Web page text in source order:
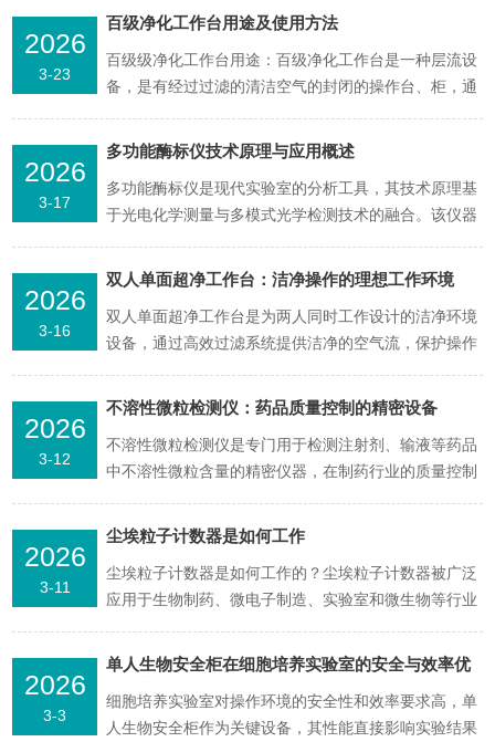
（200-1000nm）、荧光（激发/发射波长独立调节）、
化学发光（300-850nm）及时间分辨荧光等检测模式，
满足从分子到细胞水平的多样化分析需求。高通量分...
2026
3-23
百级净化工作台用途及使用方法
百级级净化工作台用途：百级净化工作台是一种层流设
备，是有经过过滤的清洁空气的封闭的操作台、柜，通
经广泛用于生物医学研究、制药、空间科学等需要洁净
空气的操作环境。通过过滤器的过滤，超净工作台能有
效地排除空气中悬浮粒子和细菌、霉菌的污染，使检验
操作的结果更...
2026
3-17
多功能酶标仪技术原理与应用概述
多功能酶标仪是现代实验室的分析工具，其技术原理基
于光电化学测量与多模式光学检测技术的融合。该仪器
光，经滤光片或光栅单色器分光后形成特定波长的单色
光，垂直照射微孔板中的样品。样品中的目标分子吸收
或激发荧光后，剩余光信号由光电检测器（如光电二极
管、光电倍增...
2026
3-16
双人单面超净工作台：洁净操作的理想工作环境
双人单面超净工作台是为两人同时工作设计的洁净环境
设备，通过高效过滤系统提供洁净的空气流，保护操作
装配等需要高度洁净环境的场合，这种工作台提供了理
想的操作平台。双人单面超净工作台的工作原理基于层
流净化技术。设备通过风机将室内空气吸入，经过预过
滤器去除较大...
2026
3-12
不溶性微粒检测仪：药品质量控制的精密设备
不溶性微粒检测仪是专门用于检测注射剂、输液等药品
中不溶性微粒含量的精密仪器，在制药行业的质量控制
够确保药品符合药典标准，保障用药安全。不溶性微粒
检测仪的工作原理基于光阻法或光散射法。光阻法通过
检测微粒通过光束时引起的光强变化进行计数和粒径测
量，具有原理...
2026
3-11
尘埃粒子计数器是如何工作
尘埃粒子计数器是如何工作的？尘埃粒子计数器被广泛
应用于生物制药、微电子制造、实验室和微生物等行业
造厂房的洁净度、净化效果进行监控的作用，确保产品
的安和质量。下面整理了一些关于尘埃粒子计数器的知
识。一、尘埃粒子计数器的工作原理空气中的微粒如果
在光的照射下...
2026
3-3
单人生物安全柜在细胞培养实验室的安全与效率优
细胞培养实验室对操作环境的安全性和效率要求高，单
人生物安全柜作为关键设备，其性能直接影响实验结果